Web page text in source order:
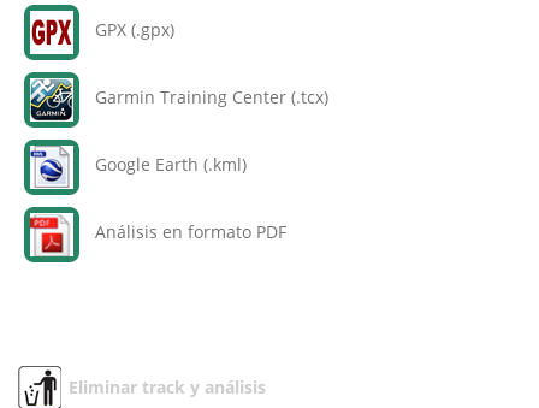
GPX (.gpx)
Garmin Training Center (.tcx)
Google Earth (.kml)
Análisis en formato PDF
Eliminar track y análisis